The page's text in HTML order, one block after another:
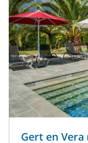
Gert en Vera